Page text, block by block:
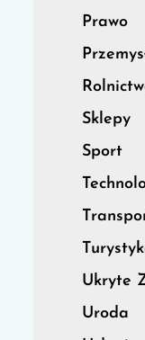
Prawo
Sklepy
Sport
Ukryte
Uroda